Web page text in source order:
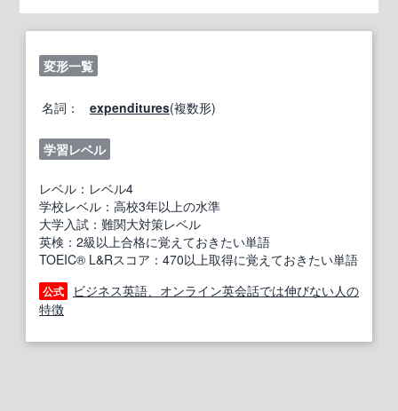
変形一覧
名詞： expenditures(複数形)
学習レベル
レベル：レベル4
学校レベル：高校3年以上の水準
大学入試：難関大対策レベル
英検：2級以上合格に覚えておきたい単語
TOEIC® L&Rスコア：470以上取得に覚えておきたい単語
公式
ビジネス英語、オンライン英会話では伸びない人の
特徴